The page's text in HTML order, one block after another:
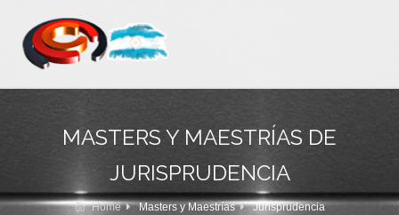
MASTERS Y MAESTRÍAS DE
JURISPRUDENCIA
Home Masters y Maestrías Jurisprudencia